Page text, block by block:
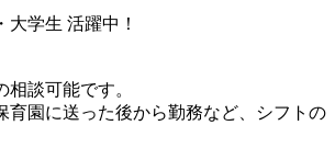
大学生 活躍中！
相談可能です。
育園に送った後から勤務など、シフトの